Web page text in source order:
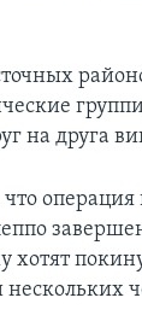
на друга
что
нескольких